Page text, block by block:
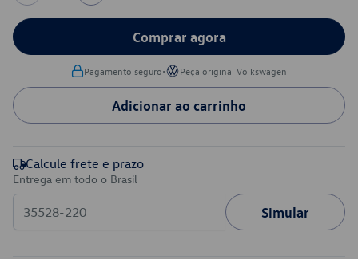
Comprar agora
Pagamento seguro• Peça original Volkswagen
Adicionar ao carrinho
Calcule frete e prazo
Entrega em todo o Brasil
Simular